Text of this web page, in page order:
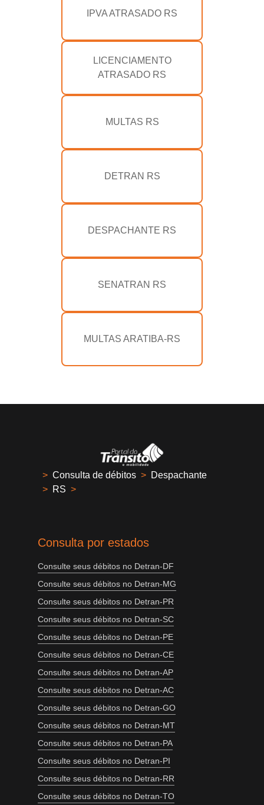
IPVA ATRASADO RS
LICENCIAMENTO
ATRASADO RS
MULTAS RS
DETRAN RS
DESPACHANTE RS
SENATRAN RS
MULTAS ARATIBA-RS
> Consulta de débitos > Despachante
> RS >
Consulta por estados
Consulte seus débitos no Detran-DF
Consulte seus débitos no Detran-MG
Consulte seus débitos no Detran-PR
Consulte seus débitos no Detran-SC
Consulte seus débitos no Detran-PE
Consulte seus débitos no Detran-CE
Consulte seus débitos no Detran-AP
Consulte seus débitos no Detran-AC
Consulte seus débitos no Detran-GO
Consulte seus débitos no Detran-MT
Consulte seus débitos no Detran-PA
Consulte seus débitos no Detran-PI
Consulte seus débitos no Detran-RR
Consulte seus débitos no Detran-TO